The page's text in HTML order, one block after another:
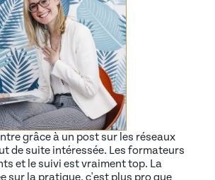
grâce à un post sur les réseaux
de suite intéressée. Les formateurs
et le suivi est vraiment top. La
sur la pratique, c'est plus pro que